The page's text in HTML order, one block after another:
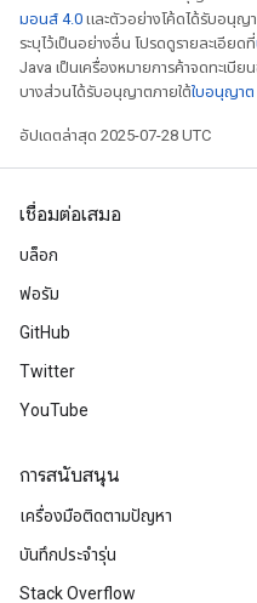
มอนส์ 4.0 และตัวอย่างโค้ดได้รับอนุญ
ระบุไว้เป็นอย่างอื่น โปรดดูรายละเอียดที่
Java เป็นเครื่องหมายการค้าจดทะเบีย
บางส่วนได้รับอนุญาตภายใต้ใบอนุญาต
อัปเดตล่าสุด 2025-07-28 UTC
เชื่อมต่อเสมอ
บล็อก
ฟอรัม
GitHub
Twitter
YouTube
การสนับสนุน
เครื่องมือติดตามปัญหา
บันทึกประจำรุ่น
Stack Overflow